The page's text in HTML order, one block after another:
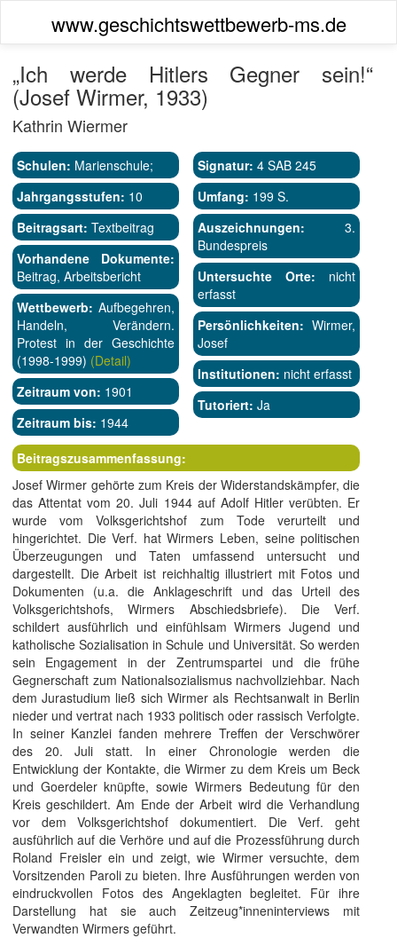
www.geschichtswettbewerb-ms.de
„Ich werde Hitlers Gegner sein!“
(Josef Wirmer, 1933)
Kathrin Wiermer
Schulen: Marienschule;
Jahrgangsstufen: 10
Beitragsart: Textbeitrag
Vorhandene Dokumente:
Beitrag, Arbeitsbericht
Wettbewerb: Aufbegehren,
Handeln, Verändern.
Protest in der Geschichte
(1998-1999) (Detail)
Zeitraum von: 1901
Zeitraum bis: 1944
Signatur: 4 SAB 245
Umfang: 199 S.
Auszeichnungen: 3.
Bundespreis
Untersuchte Orte: nicht
erfasst
Persönlichkeiten: Wirmer,
Josef
Institutionen: nicht erfasst
Tutoriert: Ja
Beitragszusammenfassung:
Josef Wirmer gehörte zum Kreis der Widerstandskämpfer, die
das Attentat vom 20. Juli 1944 auf Adolf Hitler verübten. Er
wurde vom Volksgerichtshof zum Tode verurteilt und
hingerichtet. Die Verf. hat Wirmers Leben, seine politischen
Überzeugungen und Taten umfassend untersucht und
dargestellt. Die Arbeit ist reichhaltig illustriert mit Fotos und
Dokumenten (u.a. die Anklageschrift und das Urteil des
Volksgerichtshofs, Wirmers Abschiedsbriefe). Die Verf.
schildert ausführlich und einfühlsam Wirmers Jugend und
katholische Sozialisation in Schule und Universität. So werden
sein Engagement in der Zentrumspartei und die frühe
Gegnerschaft zum Nationalsozialismus nachvollziehbar. Nach
dem Jurastudium ließ sich Wirmer als Rechtsanwalt in Berlin
nieder und vertrat nach 1933 politisch oder rassisch Verfolgte.
In seiner Kanzlei fanden mehrere Treffen der Verschwörer
des 20. Juli statt. In einer Chronologie werden die
Entwicklung der Kontakte, die Wirmer zu dem Kreis um Beck
und Goerdeler knüpfte, sowie Wirmers Bedeutung für den
Kreis geschildert. Am Ende der Arbeit wird die Verhandlung
vor dem Volksgerichtshof dokumentiert. Die Verf. geht
ausführlich auf die Verhöre und auf die Prozessführung durch
Roland Freisler ein und zeigt, wie Wirmer versuchte, dem
Vorsitzenden Paroli zu bieten. Ihre Ausführungen werden von
eindruckvollen Fotos des Angeklagten begleitet. Für ihre
Darstellung hat sie auch Zeitzeug*inneninterviews mit
Verwandten Wirmers geführt.